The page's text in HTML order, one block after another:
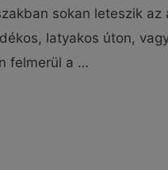
sokan leteszik az
latyakos úton,
felmerül a …